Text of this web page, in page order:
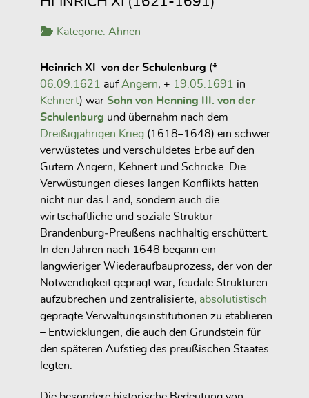
Kategorie: Ahnen
Heinrich XI von der Schulenburg (*
06.09.1621
aufAngern, + 19.05.1691
in
Kehnert) war Sohn von Henning III. von der
Schulenburg und übernahm nach dem
Dreißigjährigen Krieg (1618–1648) ein schwer
verwüstetes und verschuldetes Erbe auf den
Gütern Angern, Kehnert und Schricke. Die
Verwüstungen dieses langen Konflikts hatten
nicht nur das Land, sondern auch die
wirtschaftliche und soziale Struktur
Brandenburg‑Preußens nachhaltig erschüttert.
In den Jahren nach 1648 begann ein
langwieriger Wiederaufbauprozess, der von der
Notwendigkeit geprägt war, feudale Strukturen
aufzubrechen und zentralisierte, absolutistisch
geprägte Verwaltungsinstitutionen zu etablieren
– Entwicklungen, die auch den Grundstein für
den späteren Aufstieg des preußischen Staates
legten.